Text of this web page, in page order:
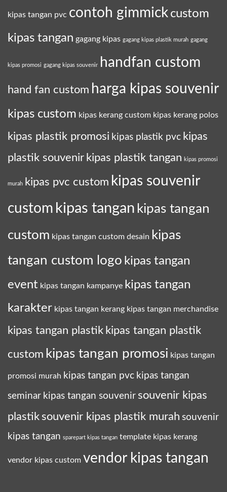
kipas tangan pvc contoh gimmick custom
kipas tangan gagang kipas gagang kipas plastik murah gagang
kipas promosi gagang kipas souvenir handfan custom
hand fan custom harga kipas souvenir
kipas custom kipas kerang custom kipas kerang polos
kipas plastik promosi kipas plastik pvc kipas
plastik souvenir kipas plastik tangan kipas promosi
murah kipas pvc custom kipas souvenir
custom kipas tangan kipas tangan
custom kipas tangan custom desain kipas
tangan custom logo kipas tangan
event kipas tangan kampanye kipas tangan
karakter kipas tangan kerang kipas tangan merchandise
kipas tangan plastik kipas tangan plastik
custom kipas tangan promosi kipas tangan
promosi murah kipas tangan pvc kipas tangan
seminar kipas tangan souvenir souvenir kipas
plastik souvenir kipas plastik murah souvenir
kipas tangan sparepart kipas tangan template kipas kerang
vendor kipas custom vendor kipas tangan